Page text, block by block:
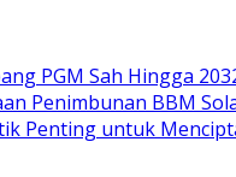
PGM Sah Hingga
Penimbunan BBM
Penting untuk